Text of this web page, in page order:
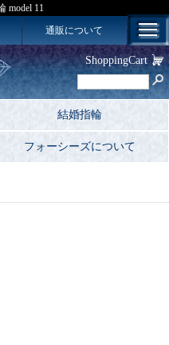
model 11
通販について
結婚指輪
フォーシーズについて
ShoppingCart